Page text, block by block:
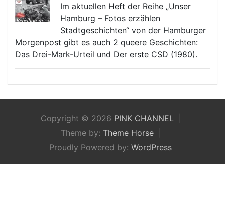
Im aktuellen Heft der Reihe „Unser
Hamburg – Fotos erzählen
Stadtgeschichten“ von der Hamburger
Morgenpost gibt es auch 2 queere Geschichten:
Das Drei-Mark-Urteil und Der erste CSD (1980).
Copyright © 2026 PINK CHANNEL
Theme by: Theme Horse
Proudly Powered by: WordPress